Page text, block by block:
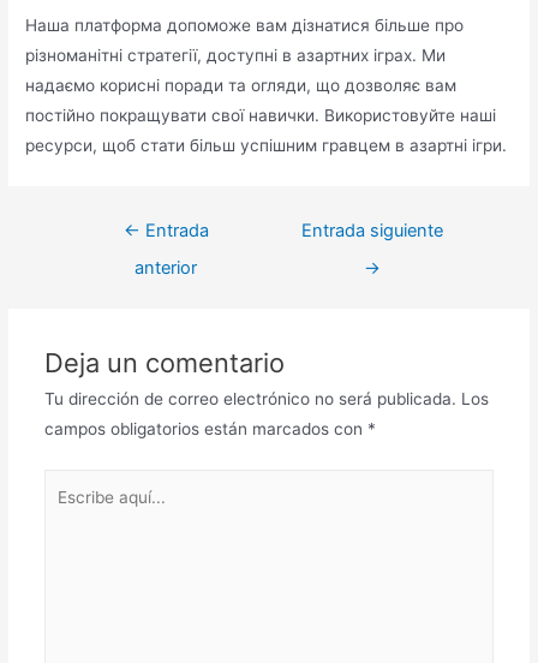
Наша платформа допоможе вам дізнатися більше про
різноманітні стратегії, доступні в азартних іграх. Ми
надаємо корисні поради та огляди, що дозволяє вам
постійно покращувати свої навички. Використовуйте наші
ресурси, щоб стати більш успішним гравцем в азартні ігри.
Navegación
← Entrada
anterior
Entrada siguiente
→
Deja un comentario
Tu dirección de correo electrónico no será publicada. Los
campos obligatorios están marcados con *